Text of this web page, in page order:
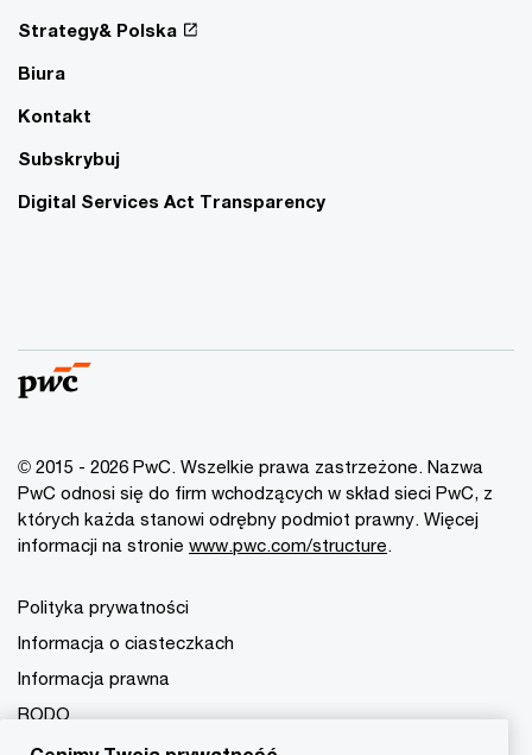
Strategy& Polska
Biura
Kontakt
Subskrybuj
Digital Services Act Transparency
© 2015 - 2026 PwC. Wszelkie prawa zastrzeżone. Nazwa
PwC odnosi się do firm wchodzących w skład sieci PwC, z
których każda stanowi odrębny podmiot prawny. Więcej
informacji na stronie www.pwc.com/structure.
Polityka prywatności
Informacja o ciasteczkach
Informacja prawna
RODO
Ustawienia cookies